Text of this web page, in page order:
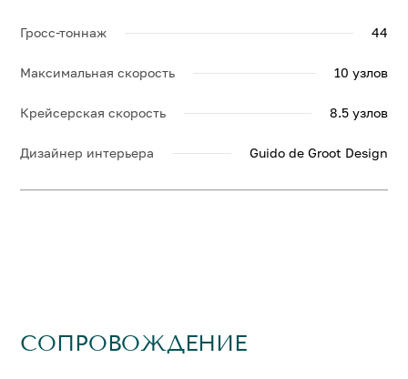
Гросс-тоннаж 44
Максимальная скорость 10 узлов
Крейсерская скорость 8.5 узлов
Дизайнер интерьера Guido de Groot Design
СОПРОВОЖДЕНИЕ